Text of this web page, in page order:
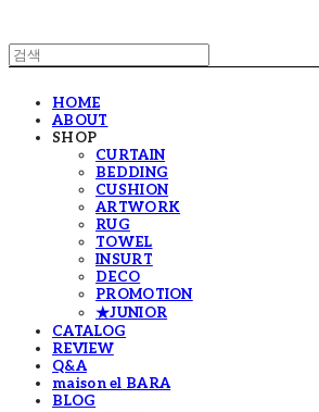
HOME
ABOUT
SHOP
CURTAIN
BEDDING
CUSHION
ARTWORK
RUG
TOWEL
INSURT
DECO
PROMOTION
★JUNIOR
CATALOG
REVIEW
Q&A
maison el BARA
BLOG